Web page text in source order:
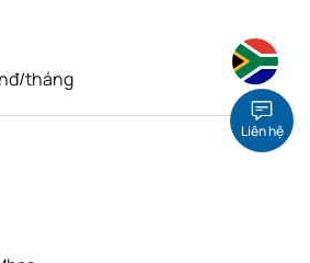
tháng
Liên hệ